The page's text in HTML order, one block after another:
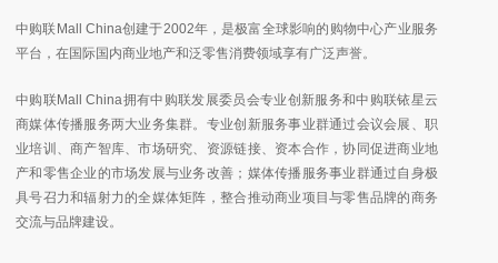
中购联Mall China创建于2002年，是极富全球影响的购物中心产业服务
平台，在国际国内商业地产和泛零售消费领域享有广泛声誉。
中购联Mall China拥有中购联发展委员会专业创新服务和中购联铱星云
商媒体传播服务两大业务集群。专业创新服务事业群通过会议会展、职
业培训、商产智库、市场研究、资源链接、资本合作，协同促进商业地
产和零售企业的市场发展与业务改善；媒体传播服务事业群通过自身极
具号召力和辐射力的全媒体矩阵，整合推动商业项目与零售品牌的商务
交流与品牌建设。